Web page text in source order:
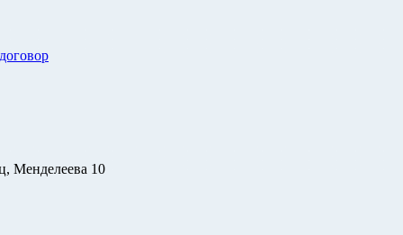
Менделеева 10